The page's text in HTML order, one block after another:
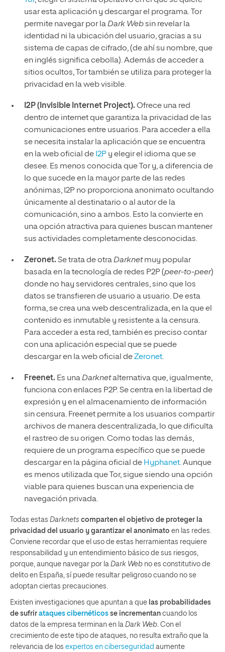
usar esta aplicación y descargar el programa. Tor
permite navegar por laDark Websin revelar la
identidad ni la ubicación del usuario, gracias a su
sistema de capas de cifrado, (de ahí su nombre, que
en inglés significa cebolla). Además de acceder a
sitios ocultos, Tor también se utiliza para proteger la
privacidad en la web visible.
I2P (Invisible Internet Project). Ofrece una red
dentro de internet que garantiza la privacidad de las
comunicaciones entre usuarios. Para acceder a ella
se necesita instalar la aplicación que se encuentra
en la web oficial de I2Py elegir el idioma que se
desee. Es menos conocida que Tor y, a diferencia de
lo que sucede en la mayor parte de las redes
anónimas, I2P no proporciona anonimato ocultando
únicamente al destinatario o al autor de la
comunicación, sino a ambos. Esto la convierte en
una opción atractiva para quienes buscan mantener
sus actividades completamente desconocidas.
Zeronet. Se trata de otraDarknetmuy popular
basada en la tecnología de redes P2P (peer-to-peer)
donde no hay servidores centrales, sino que los
datos se transfieren de usuario a usuario. De esta
forma, se crea una web descentralizada, en la que el
contenido es inmutable y resistente a la censura.
Para acceder a esta red, también es preciso contar
con una aplicación especial que se puede
descargar en la web oficial deZeronet.
Freenet. Es unaDarknetalternativa que, igualmente,
funciona con enlaces P2P. Se centra en la libertad de
expresión y en el almacenamiento de información
sin censura. Freenet permite a los usuarios compartir
archivos de manera descentralizada, lo que dificulta
el rastreo de su origen. Como todas las demás,
requiere de un programa específico que se puede
descargar en la página oficial de Hyphanet. Aunque
es menos utilizada que Tor, sigue siendo una opción
viable para quienes buscan una experiencia de
navegación privada.
Todas estas Darknets comparten el objetivo de proteger la
privacidad del usuario y garantizar el anonimato en las redes.
Conviene recordar que el uso de estas herramientas requiere
responsabilidad y un entendimiento básico de sus riesgos,
porque, aunque navegar por la Dark Web no es constitutivo de
delito en España, sí puede resultar peligroso cuando no se
adoptan ciertas precauciones.
Existen investigaciones que apuntan a que las probabilidades
de sufrir ataques cibernéticos se incrementan cuando los
datos de la empresa terminan en la Dark Web. Con el
crecimiento de este tipo de ataques, no resulta extraño que la
relevancia de los expertos en ciberseguridad aumente